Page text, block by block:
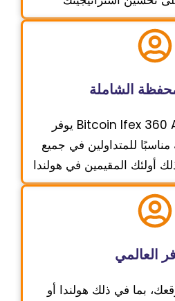
الشاملة
يوفر Bitcoin Ifex 360 Ai إمكانية الوصول
للمتداولين في جميع
العالمي
بما في ذلك هولندا أو